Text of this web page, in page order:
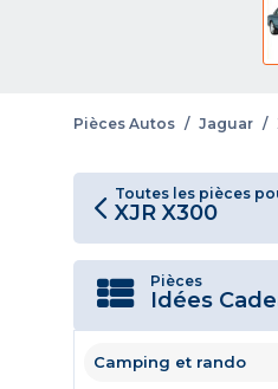
Pièces Autos / Jaguar /
Toutes les pièces
XJR X300
Pièces
Idées
Camping et rando